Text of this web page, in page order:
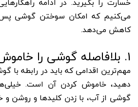
می‌کنیم که امکان سوختن گوشی
کاهش می‌دهد.
1. بلافاصله گوشی را خاموش کنید
مهم‌ترین اقدامی که باید در رابطه با
دهید، خاموش کردن آن است.
گوشی از آب، با زدن کلیدها و روشن